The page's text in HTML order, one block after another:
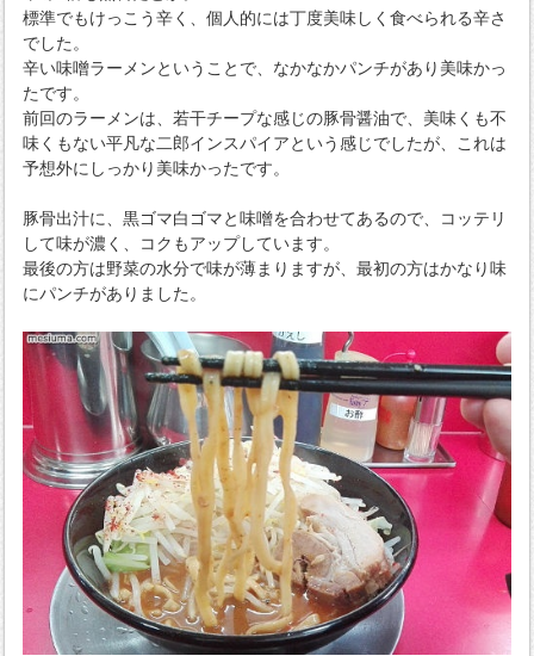
標準でもけっこう辛く、個人的には丁度美味しく食べられる辛さ
でした。
辛い味噌ラーメンということで、なかなかパンチがあり美味かっ
たです。
前回のラーメンは、若干チープな感じの豚骨醤油で、美味くも不
味くもない平凡な二郎インスパイアという感じでしたが、これは
予想外にしっかり美味かったです。
豚骨出汁に、黒ゴマ白ゴマと味噌を合わせてあるので、コッテリ
して味が濃く、コクもアップしています。
最後の方は野菜の水分で味が薄まりますが、最初の方はかなり味
にパンチがありました。